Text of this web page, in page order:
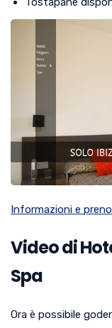
Informazioni e
Video di
Spa
Ora è possibile